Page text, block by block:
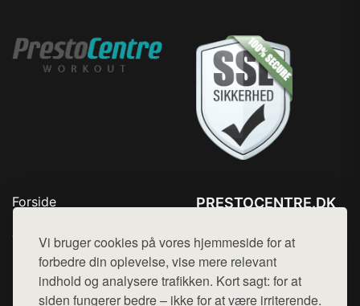
Vi bruger cookies på vores hjemmeside for at
forbedre din oplevelse, vise mere relevant
indhold og analysere trafikken. Kort sagt: for at
siden fungerer bedre – ikke for at være irriterende.
Forside
Top Rabatter
Kontakt
PRESTOCENTRE.DK
Mail: hej@want.dk
Cookie- og privatlivspolitik